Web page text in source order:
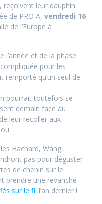
reçoivent leur dauphin
de PRO A, vendredi 16
de l’Europe à
l’année et de la phase
pour les
remporté qu’un seul de
pourrait toutefois se
demain face au
leur recoller aux
Hachard, Wang,
pas pour déguster
de chenin sur le
prendre une revanche
sur le fil l’an dernier !